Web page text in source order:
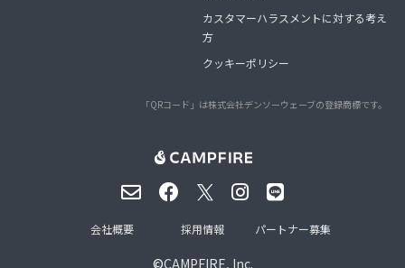
カスタマーハラスメントに対する考え
方
クッキーポリシー
「QRコード」は株式会社デンソーウェーブの登録商標です。
©CAMPFIRE, Inc.
会社概要 採用情報 パートナー募集